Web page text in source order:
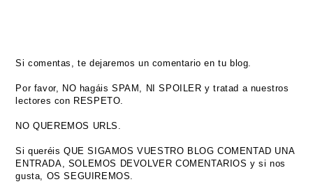
Si comentas, te dejaremos un comentario en tu blog.
Por favor, NO hagáis SPAM, NI SPOILER y tratad a nuestros
lectores con RESPETO.
NO QUEREMOS URLS.
Si queréis QUE SIGAMOS VUESTRO BLOG COMENTAD UNA
ENTRADA, SOLEMOS DEVOLVER COMENTARIOS y si nos
gusta, OS SEGUIREMOS.